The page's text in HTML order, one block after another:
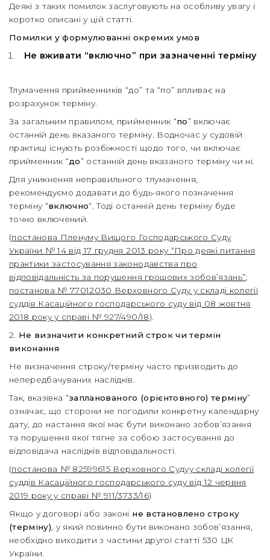
Деякі з таких помилок заслуговують на особливу увагу і
коротко описані у цій статті.
Помилки у формулюванні окремих умов
Не вживати “включно” при зазначенні терміну
Тлумачення прийменників “до” та “по” впливає на
розрахунок терміну.
За загальним правилом, прийменник “по” включає
останній день вказаного терміну. Водночас у судовій
практиці існують розбіжності щодо того, чи включає
прийменник “до” останній день вказаного терміну чи ні.
Для уникнення неправильного тлумачення,
рекомендуємо додавати до будь-якого позначення
терміну “включно“. Тоді останній день терміну буде
точно включений.
(постанова Пленуму Вищого Господарського Суду
України № 14 від 17 грудня 2013 року “Про деякі питання
практики застосування законодавства про
відповідальність за порушення грошових зобов’язань”;
постанова № 77012030 Верховного Суду у складі колегії
суддів Касаційного господарського суду від 08 жовтня
2018 року у справі № 927/490/18).
2. Не визначити конкретний строк чи термін
виконання
Не визначення строку/терміну часто призводить до
непередбачуваних наслідків.
Так, вказівка “запланованого (орієнтовного) терміну”
означає, що сторони не погодили конкретну календарну
дату, до настання якої має бути виконано зобов’язання
та порушення якої тягне за собою застосування до
відповідача наслідків відповідальності.
(постанова № 82599615 Верховного Судуу складі колегії
суддів Касаційного господарського суду від 12 червня
2019 року у справі № 911/3733/16)
Якщо у договорі або законі не встановлено строку
(терміну) , у який повинно бути виконано зобов’язання,
необхідно виходити з частини другої статті 530 ЦК
України.